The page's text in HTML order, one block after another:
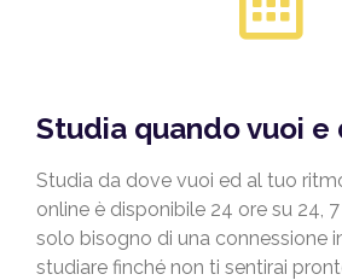
Studia quando vuoi e
Studia da dove vuoi ed al tuo
online è disponibile 24 ore su 24, 7
solo bisogno di una connessione
studiare finché non ti sentirai